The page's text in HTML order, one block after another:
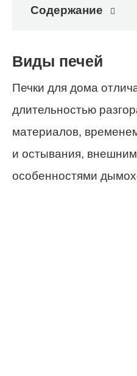
Содержание
Виды печей
Печки для дома
длительностью
материалов,
и остывания,
особенностями